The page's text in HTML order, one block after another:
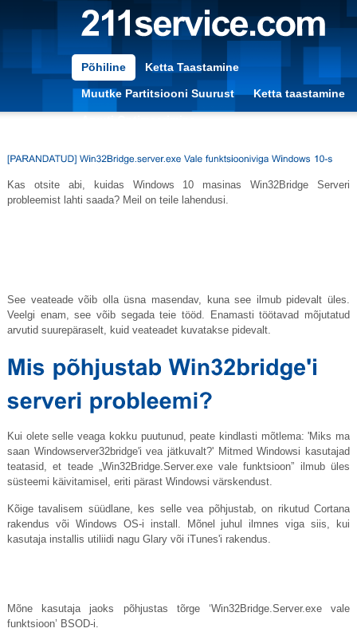
Põhiline Ketta Taastamine
Muutke Partitsiooni Suurust Ketta taastamine
Kas otsite abi, kuidas Windows 10 masinas Win32Bridge Serveri
probleemist lahti saada? Meil on teile lahendusi.
See veateade võib olla üsna masendav, kuna see ilmub pidevalt üles.
Veelgi enam, see võib segada teie tööd. Enamasti töötavad mõjutatud
arvutid suurepäraselt, kuid veateadet kuvatakse pidevalt.
Kui olete selle veaga kokku puutunud, peate kindlasti mõtlema: 'Miks ma
saan Windowserver32bridge'i vea jätkuvalt?' Mitmed Windowsi kasutajad
teatasid, et teade „Win32Bridge.Server.exevale funktsioon” ilmub üles
süsteemi käivitamisel, eriti pärast Windowsi värskendust.
Kõige tavalisem süüdlane, kes selle vea põhjustab, on rikutud Cortana
rakendus või Windows OS-i install. Mõnel juhul ilmnes viga siis, kui
kasutaja installis utiliidi nagu Glary või iTunes'i rakendus.
Mõne kasutaja jaoks põhjustas tõrge ‘Win32Bridge.Server.exevale
funktsioon’ BSOD-i.